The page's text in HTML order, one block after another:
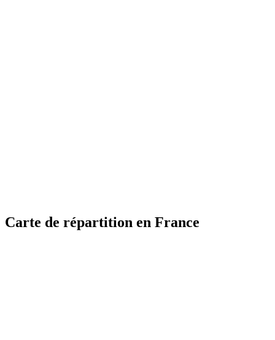
Carte de répartition en France
MapLibre| ©OpenStreetMap
MapLibre| ©OpenStreetMap